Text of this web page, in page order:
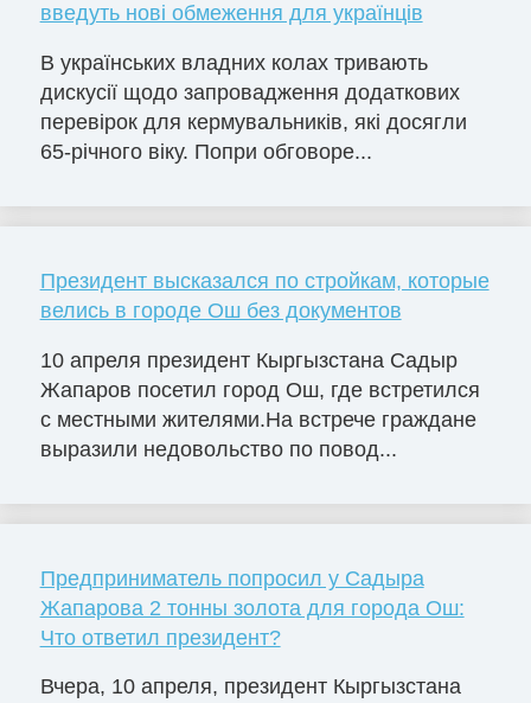
введуть нові обмеження для українців
В українських владних колах тривають
дискусії щодо запровадження додаткових
перевірок для кермувальників, які досягли
65-річного віку. Попри обговоре...
Президент высказался по стройкам, которые
велись в городе Ош без документов
10 апреля президент Кыргызстана Садыр
Жапаров посетил город Ош, где встретился
с местными жителями.На встрече граждане
выразили недовольство по повод...
Предприниматель попросил у Садыра
Жапарова 2 тонны золота для города Ош:
Что ответил президент?
Вчера, 10 апреля, президент Кыргызстана